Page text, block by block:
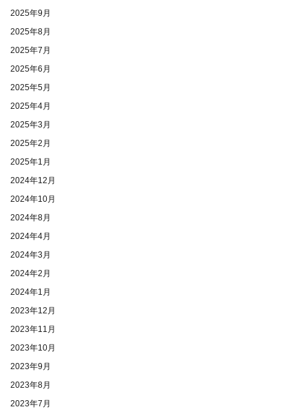
2025年9月
2025年8月
2025年7月
2025年6月
2025年5月
2025年4月
2025年3月
2025年2月
2025年1月
2024年12月
2024年10月
2024年8月
2024年4月
2024年3月
2024年2月
2024年1月
2023年12月
2023年11月
2023年10月
2023年9月
2023年8月
2023年7月